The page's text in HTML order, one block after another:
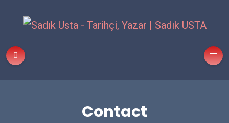
Contact